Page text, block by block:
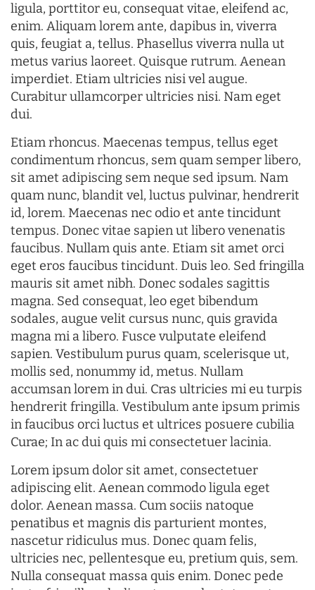
ligula, porttitor eu, consequat vitae, eleifend ac,
enim. Aliquam lorem ante, dapibus in, viverra
quis, feugiat a, tellus. Phasellus viverra nulla ut
metus varius laoreet. Quisque rutrum. Aenean
imperdiet. Etiam ultricies nisi vel augue.
Curabitur ullamcorper ultricies nisi. Nam eget
dui.
Etiam rhoncus. Maecenas tempus, tellus eget
condimentum rhoncus, sem quam semper libero,
sit amet adipiscing sem neque sed ipsum. Nam
quam nunc, blandit vel, luctus pulvinar, hendrerit
id, lorem. Maecenas nec odio et ante tincidunt
tempus. Donec vitae sapien ut libero venenatis
faucibus. Nullam quis ante. Etiam sit amet orci
eget eros faucibus tincidunt. Duis leo. Sed fringilla
mauris sit amet nibh. Donec sodales sagittis
magna. Sed consequat, leo eget bibendum
sodales, augue velit cursus nunc, quis gravida
magna mi a libero. Fusce vulputate eleifend
sapien. Vestibulum purus quam, scelerisque ut,
mollis sed, nonummy id, metus. Nullam
accumsan lorem in dui. Cras ultricies mi eu turpis
hendrerit fringilla. Vestibulum ante ipsum primis
in faucibus orci luctus et ultrices posuere cubilia
Curae; In ac dui quis mi consectetuer lacinia.
Lorem ipsum dolor sit amet, consectetuer
adipiscing elit. Aenean commodo ligula eget
dolor. Aenean massa. Cum sociis natoque
penatibus et magnis dis parturient montes,
nascetur ridiculus mus. Donec quam felis,
ultricies nec, pellentesque eu, pretium quis, sem.
Nulla consequat massa quis enim. Donec pede